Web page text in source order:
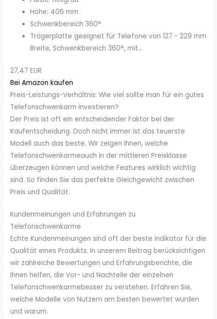
Höhe: 406 mm
Schwenkbereich 360°
Trägerplatte geeignet für Telefone von 127 - 229 mm
Breite, Schwenkbereich 360°, mit...
27,47 EUR
Bei Amazon kaufen
Preis-Leistungs-Verhältnis: Wie viel sollte man für ein gutes
Telefonschwenkarm investieren?
Der Preis ist oft ein entscheidender Faktor bei der
Kaufentscheidung. Doch nicht immer ist das teuerste
Modell auch das beste. Wir zeigen Ihnen, welche
Telefonschwenkarmeauch in der mittleren Preisklasse
überzeugen können und welche Features wirklich wichtig
sind. So finden Sie das perfekte Gleichgewicht zwischen
Preis und Qualität.
Kundenmeinungen und Erfahrungen zu
Telefonschwenkarme
Echte Kundenmeinungen sind oft der beste Indikator für die
Qualität eines Produkts. In unserem Beitrag berücksichtigen
wir zahlreiche Bewertungen und Erfahrungsberichte, die
Ihnen helfen, die Vor- und Nachteile der einzelnen
Telefonschwenkarmebesser zu verstehen. Erfahren Sie,
welche Modelle von Nutzern am besten bewertet wurden
und warum.